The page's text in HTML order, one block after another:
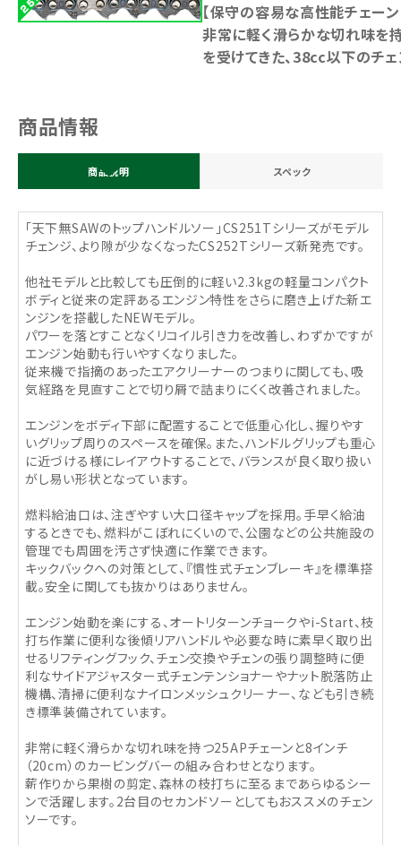
【保守の容易な高性能チェーン
非常に軽く滑らかな切れ味を
を受けてきた、38cc以下のチ
商品情報
商品説明 スペック
「天下無SAWのトップハンドルソー」CS251Tシリーズがモデル
チェンジ、より隙が少なくなったCS252Tシリーズ新発売です。
他社モデルと比較しても圧倒的に軽い2.3kgの軽量コンパクト
ボディと従来の定評あるエンジン特性をさらに磨き上げた新エ
ンジンを搭載したNEWモデル。
パワーを落とすことなくリコイル引き力を改善し、わずかですが
エンジン始動も行いやすくなりました。
従来機で指摘のあったエアクリーナーのつまりに関しても、吸
気経路を見直すことで切り屑で詰まりにくく改善されました。
エンジンをボディ下部に配置することで低重心化し、握りやす
いグリップ周りのスペースを確保。また、ハンドルグリップも重心
に近づける様にレイアウトすることで、バランスが良く取り扱い
がし易い形状となっています。
燃料給油口は、注ぎやすい大口径キャップを採用。手早く給油
するときでも、燃料がこぼれにくいので、公園などの公共施設の
管理でも周囲を汚さず快適に作業できます。
キックバックへの対策として、『慣性式チェンブレーキ』を標準搭
載。安全に関しても抜かりはありません。
エンジン始動を楽にする、オートリターンチョークやi-Start、枝
打ち作業に便利な後傾リアハンドルや必要な時に素早く取り出
せるリフティングフック、チェン交換やチェンの張り調整時に便
利なサイドアジャスター式チェンテンショナーやナット脱落防止
機構、清掃に便利なナイロンメッシュクリーナー、なども引き続
き標準装備されています。
非常に軽く滑らかな切れ味を持つ25APチェーンと8インチ
（20cm）のカービングバーの組み合わせとなります。
薪作りから果樹の剪定、森林の枝打ちに至るまであらゆるシー
ンで活躍します。2台目のセカンドソーとしてもおススメのチェン
ソーです。